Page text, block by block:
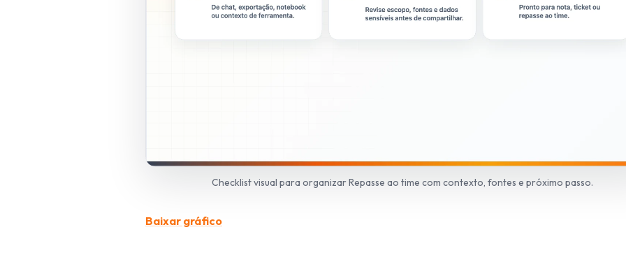
Checklist visual para organizar Repasse ao time com contexto, fontes e próximo passo.
Baixar gráfico